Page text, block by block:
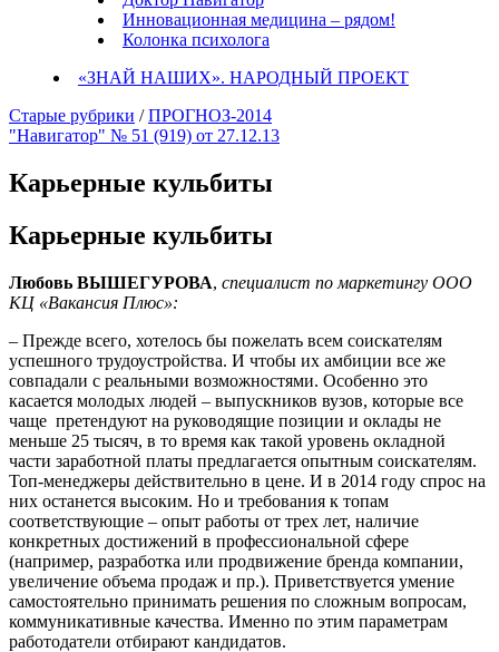
Инновационная медицина – рядом!
Колонка психолога
«ЗНАЙ НАШИХ». НАРОДНЫЙ ПРОЕКТ
Старые рубрики /ПРОГНОЗ-2014
"Навигатор" № 51 (919) от 27.12.13
Карьерные кульбиты
Карьерные кульбиты
Любовь ВЫШЕГУРОВА, специалист по маркетингу ООО
КЦ «Вакансия Плюс»:
– Прежде всего, хотелось бы пожелать всем соискателям
успешного трудоустройства. И чтобы их амбиции все же
совпадали с реальными возможностями. Особенно это
касается молодых людей – выпускников вузов, которые все
чаще претендуют на руководящие позиции и оклады не
меньше 25 тысяч, в то время как такой уровень окладной
части заработной платы предлагается опытным соискателям.
Топ-менеджеры действительно в цене. И в 2014 году спрос на
них останется высоким. Но и требования к топам
соответствующие – опыт работы от трех лет, наличие
конкретных достижений в профессиональной сфере
(например, разработка или продвижение бренда компании,
увеличение объема продаж и пр.). Приветствуется умение
самостоятельно принимать решения по сложным вопросам,
коммуникативные качества. Именно по этим параметрам
работодатели отбирают кандидатов.